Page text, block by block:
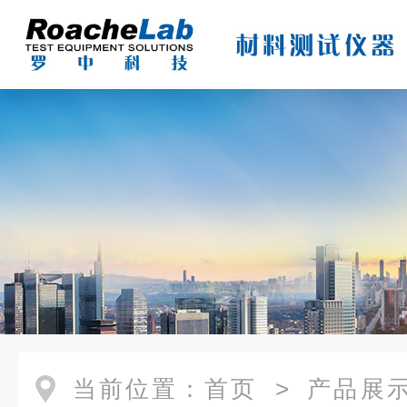
当前位置： 首页 > 产品展